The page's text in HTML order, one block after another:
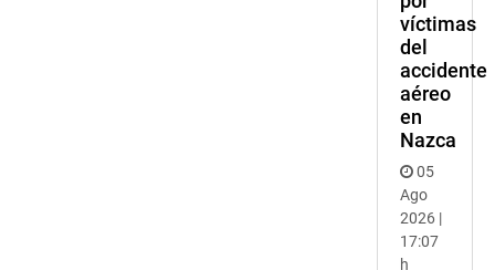
víctimas
del
accidente
aéreo
en
Nazca
05
Ago
2026 |
17:07
h